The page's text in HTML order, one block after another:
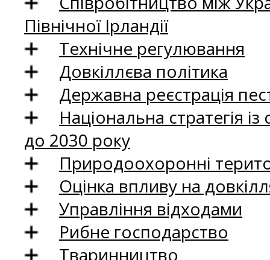
Північної Ірландії
Технічне регулювання
Довкіллєва політика
Державна реєстрація
Національна стратегія
до 2030 року
Природоохоронні
Оцінка впливу на
Управління відходами
Рибне господарство
Тваринництво